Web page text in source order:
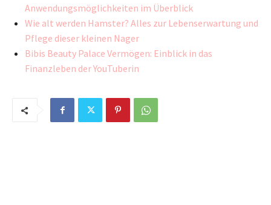
Anwendungsmöglichkeiten im Überblick
Wie alt werden Hamster? Alles zur Lebenserwartung und
Pflege dieser kleinen Nager
Bibis Beauty Palace Vermögen: Einblick in das
Finanzleben der YouTuberin